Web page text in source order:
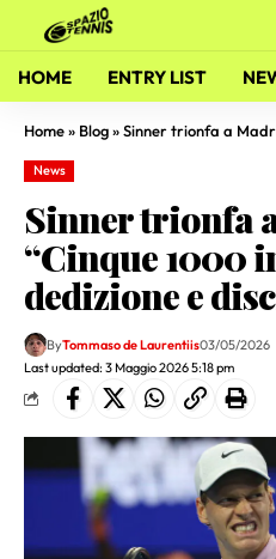
HOME ENTRY LIST
Home» Blog»Sinner trionfa a Madrid:
News
Sinner trionfa
“Cinque 1000
dedizione e
Last updated: 3 Maggio 2026 5:18 pm
ByTommaso de Laurentiis03/05/2026